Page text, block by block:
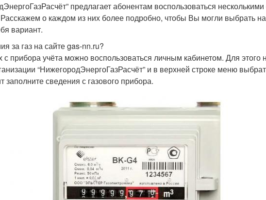
предлагает абонентам воспользоваться
о каждом из них более подробно, чтобы Вы могли выбрать
вариант.
за газ на сайте gas-nn.ru?
прибора учёта можно воспользоваться личным кабинетом. Для этого
“НижегородЭнергоГазРасчёт” и в верхней строке меню
заполните сведения с газового прибора.